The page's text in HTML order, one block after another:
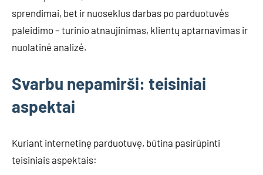
sprendimai, bet ir nuoseklus darbas po parduotuvės
paleidimo – turinio atnaujinimas, klientų aptarnavimas ir
nuolatinė analizė.
Svarbu nepamirši: teisiniai
aspektai
Kuriant internetinę parduotuvę, būtina pasirūpinti
teisiniais aspektais: